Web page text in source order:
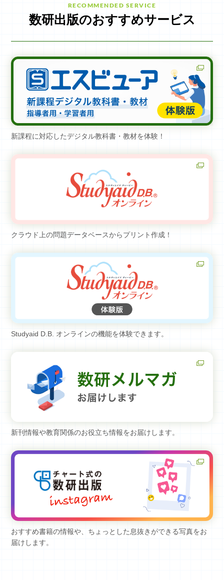
RECOMMENDED SERVICE
数研出版のおすすめサービス
新課程に対応したデジタル教科書・教材を体験！
クラウド上の問題データベースからプリント作成！
Studyaid D.B. オンラインの機能を体験できます。
新刊情報や教育関係のお役立ち情報をお届けします。
おすすめ書籍の情報や、ちょっとした息抜きができる写真をお
届けします。